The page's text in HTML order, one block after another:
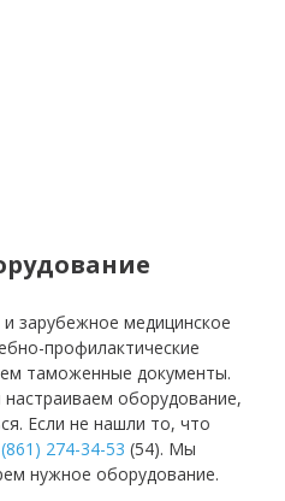
зарубежное медицинское
профилактические
таможенные документы.
оборудование,
Если не нашли то, что
274-34-53 (54). Мы
нужное оборудование.